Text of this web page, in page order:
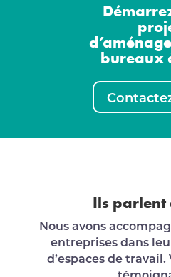
bureaux
Ils parlent
Nous avons
entreprises dans
d’espaces de travail.